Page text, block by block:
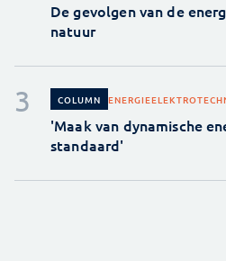
De gevolgen van de
natuur
COLUMN ENERGIE
'Maak van dynamische
standaard'